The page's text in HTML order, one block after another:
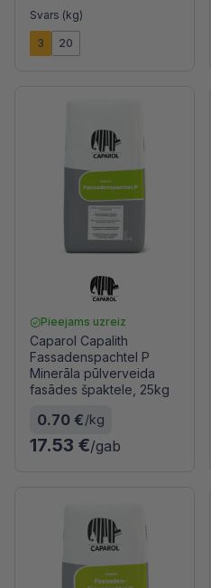
Svars (kg)
3 20
Pieejams uzreiz
Caparol Capalith
Fassadenspachtel P
Minerāla pūlverveida
fasādes špaktele, 25kg
0.70 €/kg
17.53 €/gab